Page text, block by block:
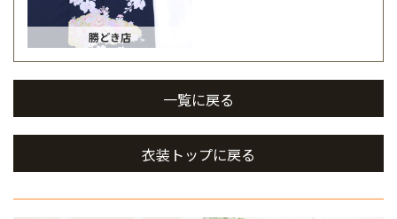
勝どき店
一覧に戻る
衣装トップに戻る